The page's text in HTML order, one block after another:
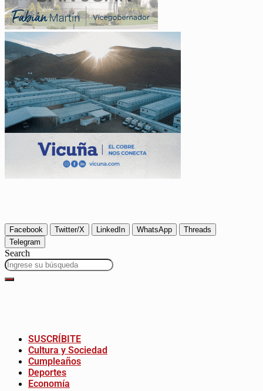
Facebook Twitter/X LinkedIn WhatsApp
Threads
Telegram
Search
SUSCRÍBITE
Cultura y Sociedad
Cumpleaños
Deportes
Economía